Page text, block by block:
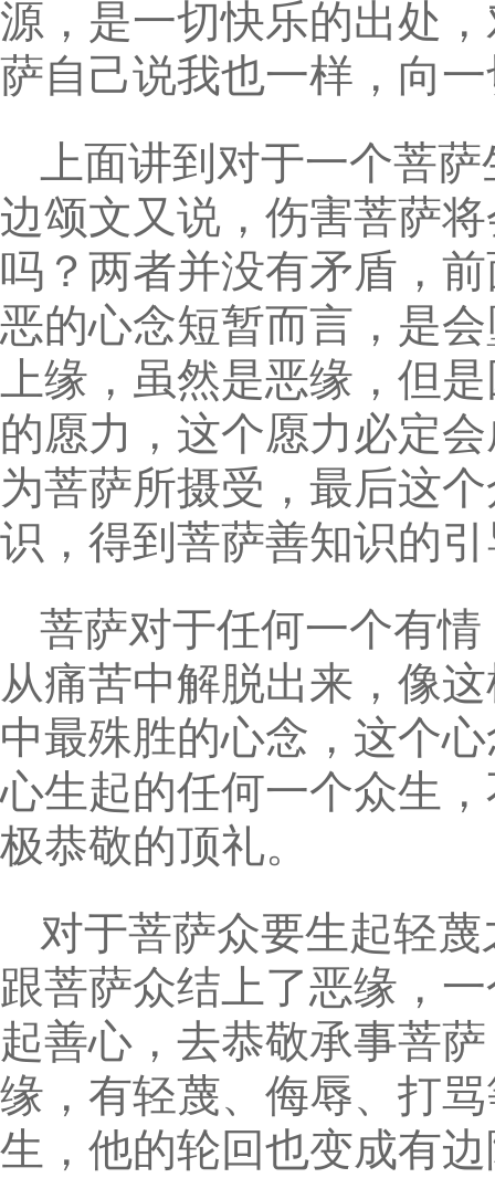
源，是一切快乐的出处
萨自己说我也一样，向
上面讲到对于一个菩
边颂文又说，伤害菩萨
吗？两者并没有矛盾，
恶的心念短暂而言，是
上缘，虽然是恶缘，但
的愿力，这个愿力必定
为菩萨所摄受，最后这
识，得到菩萨善知识的
菩萨对于任何一个有
从痛苦中解脱出来，像
中最殊胜的心念，这个
心生起的任何一个众生
极恭敬的顶礼。
对于菩萨众要生起轻
跟菩萨众结上了恶缘，
起善心，去恭敬承事菩
缘，有轻蔑、侮辱、打
生，他的轮回也变成有